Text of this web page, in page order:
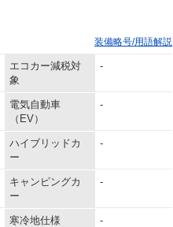
装備略号/用語解説
エコカー減税対
象
-
電気自動車
（EV）
-
ハイブリッドカ
ー
-
キャンピングカ
ー
-
寒冷地仕様 -